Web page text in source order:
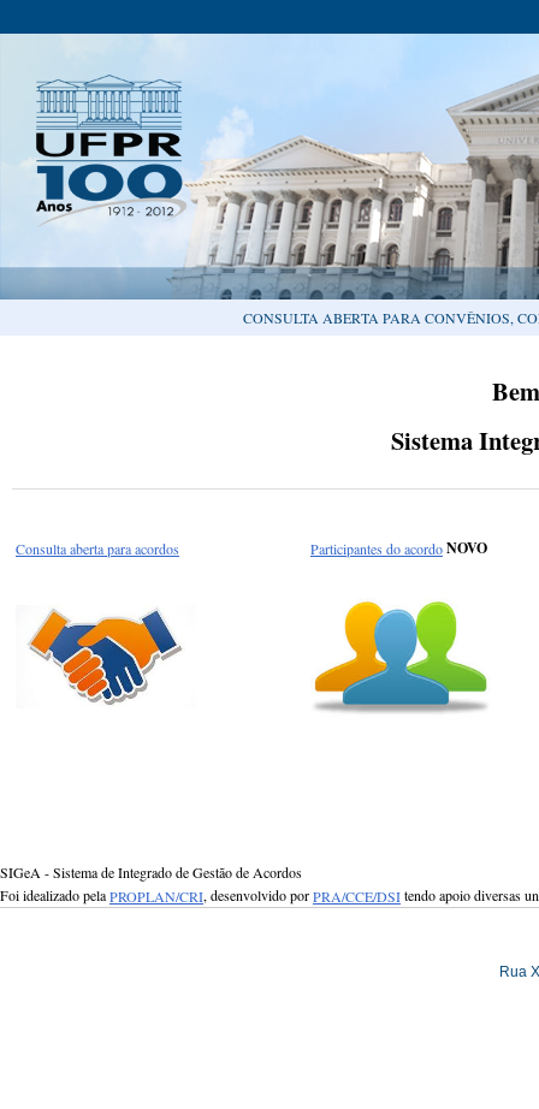
CONSULTA ABERTA PARA CONVÊNIOS,
Sistema
Consulta aberta para acordos Participantes do acordoNOVO
SIGeA - Sistema de Integrado de Gestão de Acordos
Foi idealizado pelaPROPLAN/CRI, desenvolvido porPRA/CCE/DSItendo apoio diversas
Rua